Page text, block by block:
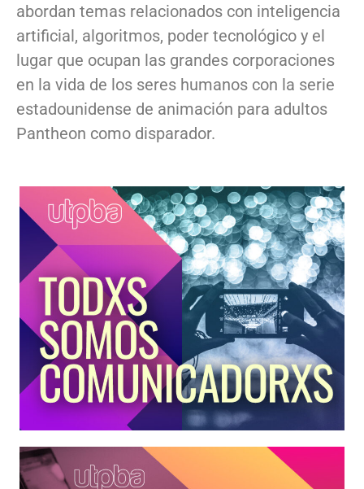
abordan temas relacionados con inteligencia
artificial, algoritmos, poder tecnológico y el
lugar que ocupan las grandes corporaciones
en la vida de los seres humanos con la serie
estadounidense de animación para adultos
Pantheon como disparador.